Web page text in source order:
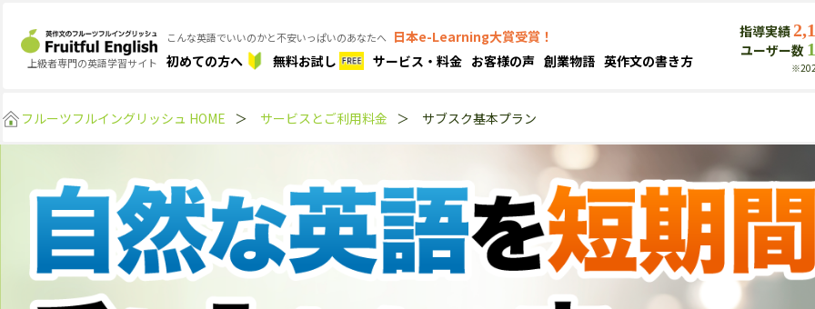
上級者専門の英語学習サイト
こんな英語でいいのかと不安いっぱいのあなたへ 日本e-Learning大賞受賞！
初めての方へ
無料お試し サービス・料金 お客様の声 創業物語 英作文の書き方
指導実績
ユーザー数
フルーツフルイングリッシュ HOME ＞ サービスとご利用料金 ＞ サブスク基本プラン